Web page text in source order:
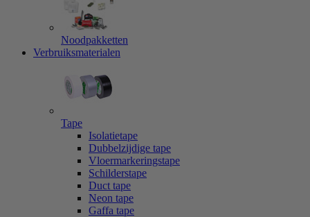
Noodpakketten
Verbruiksmaterialen
Tape
Isolatietape
Dubbelzijdige tape
Vloermarkeringstape
Schilderstape
Duct tape
Neon tape
Gaffa tape